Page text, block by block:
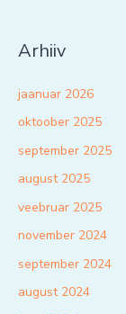
Arhiiv
jaanuar 2026
oktoober 2025
september 2025
august 2025
veebruar 2025
november 2024
september 2024
august 2024